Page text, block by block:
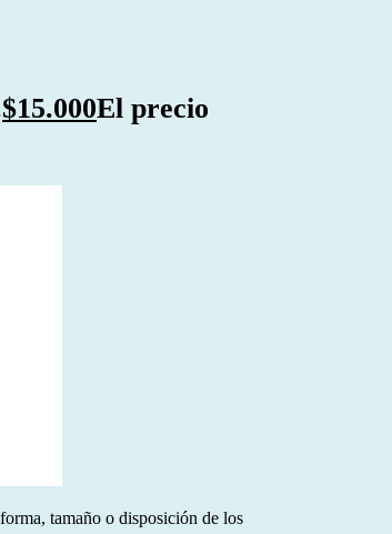
$15.000El precio
tamaño o disposición de los